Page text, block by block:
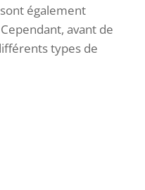
également
avant de
types de